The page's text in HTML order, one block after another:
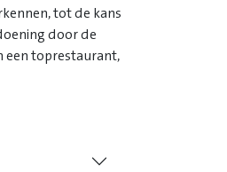
tot de kans
door de
een toprestaurant,